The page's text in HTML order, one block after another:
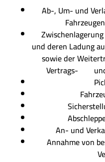
Ab-, Um- und
und deren Ladung
sowie der
Vertrags- und
An- und
Annahme von